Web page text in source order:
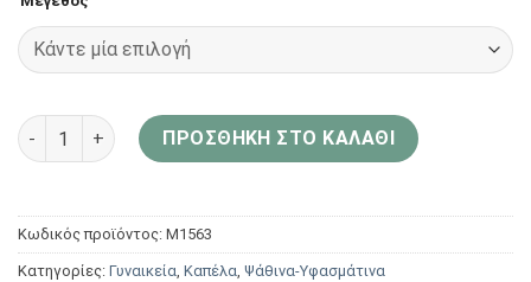
Aria Bags Hats Καπέλο γυναικείο ψάθινο με ματάκια Μ1563
ΠΡΟΣΘΉΚΗ ΣΤΟ ΚΑΛΆΘΙ
Κωδικός προϊόντος: Μ1563
Κατηγορίες: Γυναικεία, Καπέλα, Ψάθινα-Υφασμάτινα